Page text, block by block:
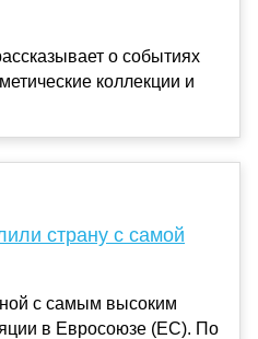
о событиях
коллекции и
страну с самой
с самым высоким
в Евросоюзе (ЕС). По